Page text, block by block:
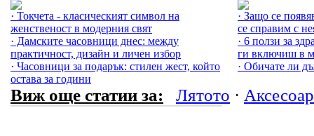
· Токчета - класическият символ на
женственост в модерния свят
· Дамските часовници днес: между
практичност, дизайн и личен избор
· Часовници за подарък: стилен жест, който
остава за години
· Защо се
се справим с
· 6 ползи за
ги включиш в
· Обичате ли
Виж още статии за: Лятото ·